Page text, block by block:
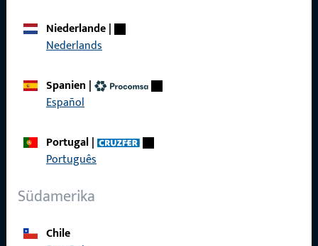
Niederlande|
Nederlands
Spanien |
Español
Portugal|
Português
Südamerika
Chile